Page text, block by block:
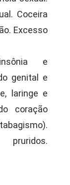
Coceira
Excesso
e
genital e
laringe e
coração